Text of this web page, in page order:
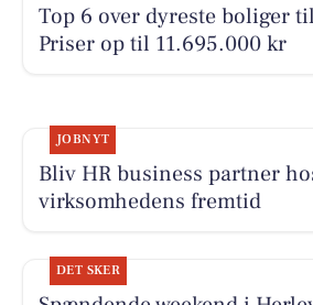
Top 6 over dyreste boliger
Priser op til 11.695.000 kr
JOBNYT
Bliv HR business partner
virksomhedens fremtid
DET SKER